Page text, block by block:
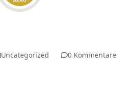
Uncategorized 0 Kommentare